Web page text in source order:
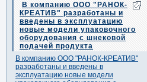
В компанию ООО "РАНОК-
КРЕАТИВ" разработаны и
введены в эксплуатацию
новые модели упаковочного
оборудования с шнековой
подачей продукта
В компанию ООО "РАНОК-КРЕАТИВ"
разработаны и введены в
эксплуатацию новые модели